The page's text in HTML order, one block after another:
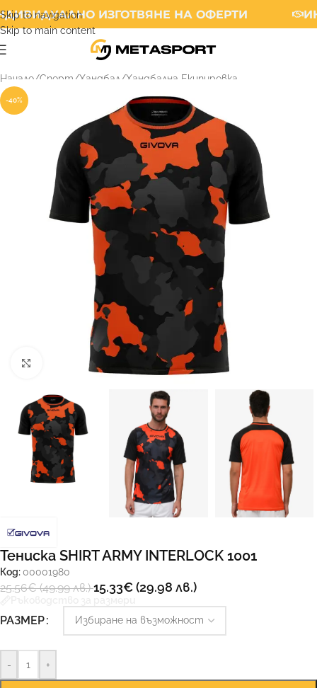
Skip to navigation
Skip to main content
ИЗГОТВЯНЕ НА ОФЕРТИ
Начало/Спорт /Хандбал /Хандбална Екипировка
-40%
Тениска SHIRT ARMY INTERLOCK 1001
Код: 00001980
25.56€(49.99 лв.)15.33€(29.98 лв.)
РАЗМЕР
- +